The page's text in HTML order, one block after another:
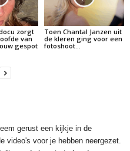
zorgt
van
gespot
Toen Chantal Janzen uit
de kleren ging voor een
fotoshoot…
gerust een kijkje in de
video's voor je hebben neergezet.